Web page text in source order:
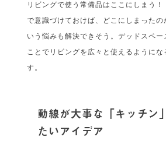
リビングで使う常備品はここにしまう
で意識づけておけば、どこにしまった
いう悩みも解決できそう。デッドスペー
ことでリビングを広々と使えるように
す。
動線が大事な「キッチン
たいアイデア